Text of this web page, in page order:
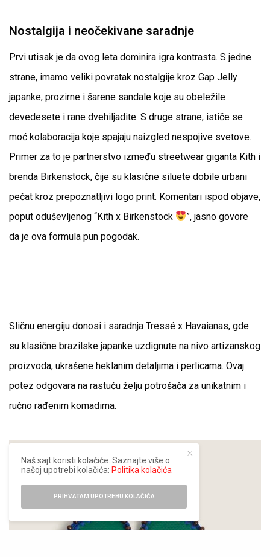
Nostalgija i neočekivane saradnje
Prvi utisak je da ovog leta dominira igra kontrasta. S jedne
strane, imamo veliki povratak nostalgije kroz Gap Jelly
japanke, prozirne i šarene sandale koje su obeležile
devedesete i rane dvehiljadite. S druge strane, ističe se
moć kolaboracija koje spajaju naizgled nespojive svetove.
Primer za to je partnerstvo između streetwear giganta Kith i
brenda Birkenstock, čije su klasične siluete dobile urbani
pečat kroz prepoznatljivi logo print. Komentari ispod objave,
poput oduševljenog “Kith x Birkenstock
”, jasno govore
da je ova formula pun pogodak.
Sličnu energiju donosi i saradnja Tressé x Havaianas, gde
su klasične brazilske japanke uzdignute na nivo artizanskog
proizvoda, ukrašene heklanim detaljima i perlicama. Ovaj
potez odgovara na rastuću želju potrošača za unikatnim i
ručno rađenim komadima.
Naš sajt koristi kolačiće. Saznajte više o
našoj upotrebi kolačića: Politika kolačića
PRIHVATAM UPOTREBU KOLAČIĆA